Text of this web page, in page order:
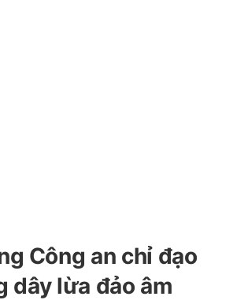
Công an chỉ đạo
dây lừa đảo âm